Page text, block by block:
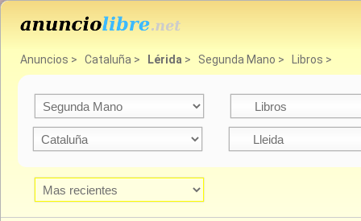
Anuncios > Cataluña > Lérida > Segunda Mano > Libros >